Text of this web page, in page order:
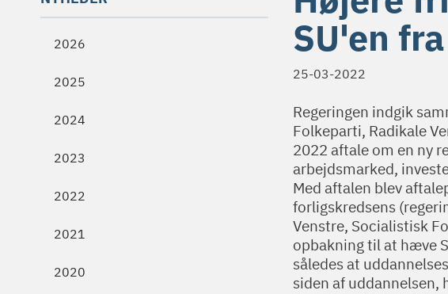
2026
2025
2024
2023
2022
2021
2020
SU'en
25-03-2022
Regeringen indgik
Folkeparti, Radikale
2022 aftale om en ny
arbejdsmarked,
Med aftalen blev
forligskredsens
Venstre, Socialistisk
opbakning til at hæve
således at
siden af uddannelsen,